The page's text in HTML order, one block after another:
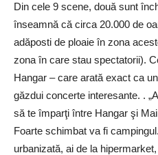
Din cele 9 scene, două sunt
înseamnă că circa 20.000 de
adăposti de ploaie în zona
zona în care stau spectatorii).
Hangar – care arată exact ca
găzdui concerte interesante. .
să te împarţi între Hangar şi
Foarte schimbat va fi
urbanizată, ai de la